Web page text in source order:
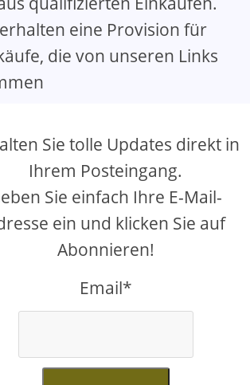
eine Provision für
die von unseren Links
Sie tolle Updates direkt in
Ihrem Posteingang.
Sie einfach Ihre E-Mail-
ein und klicken Sie auf
Abonnieren!
Email*